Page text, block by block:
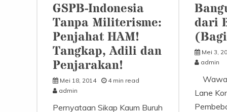
GSPB-Indonesia
Tanpa Militerisme:
Penjahat HAM!
Tangkap, Adili dan
Penjarakan!
Mei 18, 2014
4 min read
admin
Pernyataan Sikap Kaum Buruh
dari
Mei 3,
admin
Lane